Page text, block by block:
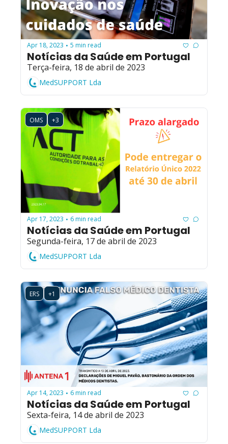
Apr 18, 2023 • 5 min read
Notícias da Saúde em Portugal
Terça-feira, 18 de abril de 2023
MedSUPPORT Lda
OMS +3
Apr 17, 2023 • 6 min read
Notícias da Saúde em Portugal
Segunda-feira, 17 de abril de 2023
MedSUPPORT Lda
ERS +1
Apr 14, 2023 • 6 min read
Notícias da Saúde em Portugal
Sexta-feira, 14 de abril de 2023
MedSUPPORT Lda